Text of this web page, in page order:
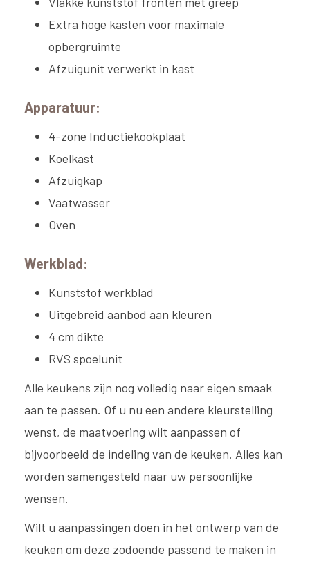
Extra hoge kasten voor maximale
opbergruimte
Afzuigunit verwerkt in kast
Apparatuur:
4-zone Inductiekookplaat
Koelkast
Afzuigkap
Vaatwasser
Oven
Werkblad:
Kunststof werkblad
Uitgebreid aanbod aan kleuren
4 cm dikte
RVS spoelunit
Alle keukens zijn nog volledig naar eigen smaak
aan te passen. Of u nu een andere kleurstelling
wenst, de maatvoering wilt aanpassen of
bijvoorbeeld de indeling van de keuken. Alles kan
worden samengesteld naar uw persoonlijke
wensen.
Wilt u aanpassingen doen in het ontwerp van de
keuken om deze zodoende passend te maken in